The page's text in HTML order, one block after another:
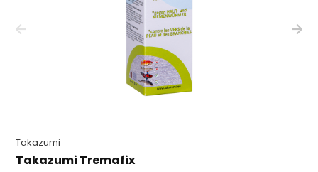
Takazumi
Takazumi Tremafix